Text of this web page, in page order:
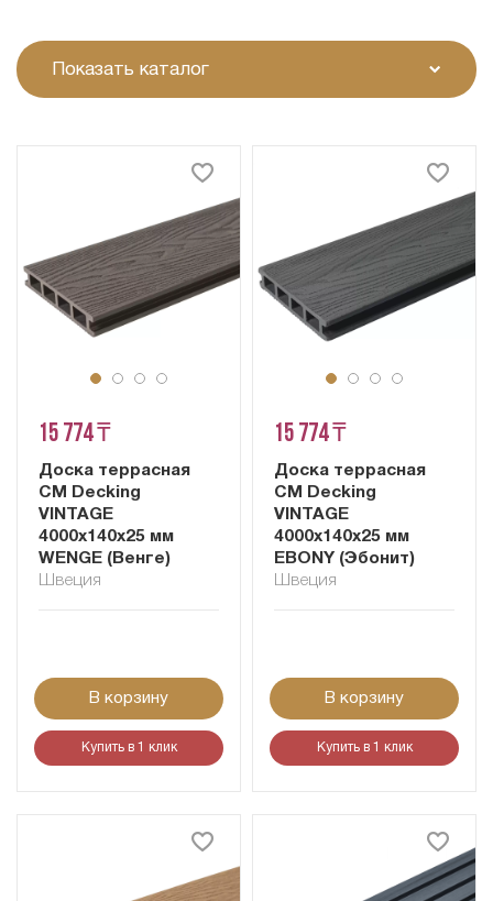
Показать каталог
15 774 ₸
Доска террасная
CM Decking
VINTAGE
4000х140х25 мм
WENGE (Венге)
Швеция
В корзину
Купить в 1 клик
15 774 ₸
Доска террасная
CM Decking
VINTAGE
4000х140х25 мм
EBONY (Эбонит)
Швеция
В корзину
Купить в 1 клик